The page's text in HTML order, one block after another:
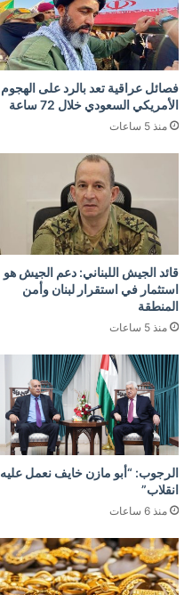
فصائل عراقية تعد بالرد على الهجوم
الأمريكي السعودي خلال 72 ساعة
منذ 5 ساعات
قائد الجيش اللبناني: دعم الجيش هو
استثمار في استقرار لبنان وأمن
المنطقة
منذ 5 ساعات
الرجوب: “أبو مازن خايف نعمل عليه
انقلاب”
منذ 6 ساعات